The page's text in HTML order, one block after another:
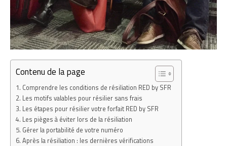
Contenu de la page
Comprendre les conditions de résiliation RED by SFR
Les motifs valables pour résilier sans frais
Les étapes pour résilier votre forfait RED by SFR
Les pièges à éviter lors de la résiliation
Gérer la portabilité de votre numéro
Après la résiliation : les dernières vérifications